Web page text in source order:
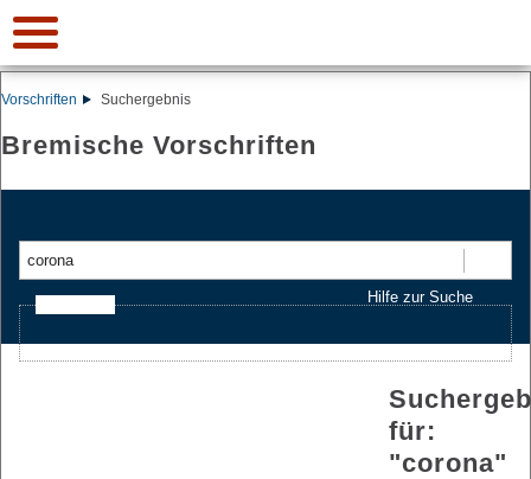
Vorschriften Suchergebnis
Bremische Vorschriften
Hilfe zur Suche
für:
"corona"